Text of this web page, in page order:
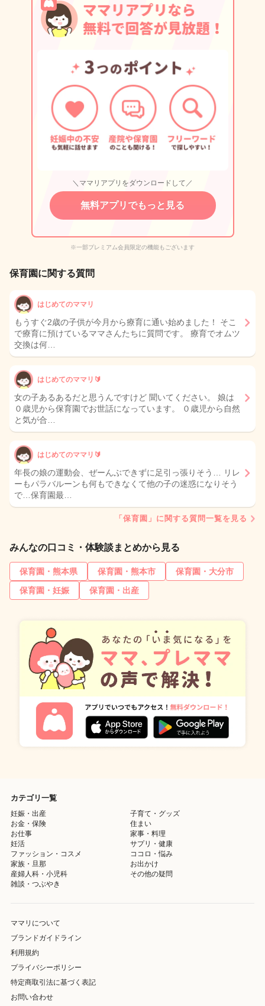
＼ママリアプリをダウンロードして／
無料アプリでもっと見る
※一部プレミアム会員限定の機能もございます
保育園に関する質問
はじめてのママリ
もうすぐ2歳の子供が今月から療育に通い始めました！ そこ
で療育に預けているママさんたちに質問です。 療育でオムツ
交換は何…
はじめてのママリ🔰
女の子あるあるだと思うんですけど 聞いてください。 娘は
０歳児から保育園でお世話になっています。 ０歳児から自然
と気が合…
はじめてのママリ🔰
年長の娘の運動会、ぜーんぶできずに足引っ張りそう… リレ
ーもパラバルーンも何もできなくて他の子の迷惑になりそう
で…保育園最…
「保育園」に関する質問一覧を見る
みんなの口コミ・体験談まとめから見る
保育園・熊本県 保育園・熊本市
保育園・大分市
保育園・妊娠
保育園・出産
カテゴリ一覧
妊娠・出産
子育て・グッズ
お金・保険
住まい
お仕事
家事・料理
妊活
サプリ・健康
ファッション・コスメ
ココロ・悩み
家族・旦那
お出かけ
産婦人科・小児科
その他の疑問
雑談・つぶやき
ママリについて
ブランドガイドライン
利用規約
プライバシーポリシー
特定商取引法に基づく表記
お問い合わせ